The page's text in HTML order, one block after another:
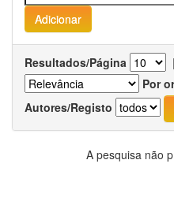
Resultados/Página |
Por
Autores/Registo
A pesquisa não